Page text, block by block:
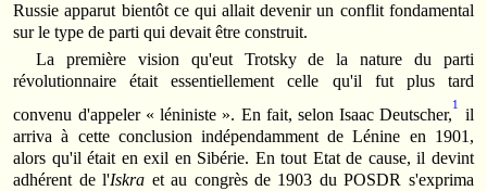
Russie apparut bientôt ce qui allait devenir un conflit fondamental
sur le type de parti qui devait être construit.
La première vision qu'eut Trotsky de la nature du parti
révolutionnaire était essentiellement celle qu'il fut plus tard
convenu d'appeler « léniniste ». En fait, selon Isaac Deutscher,
1
il
arriva à cette conclusion indépendamment de Lénine en 1901,
alors qu'il était en exil en Sibérie. En tout Etat de cause, il devint
adhérent de l'Iskra et au congrès de 1903 du POSDR s'exprima